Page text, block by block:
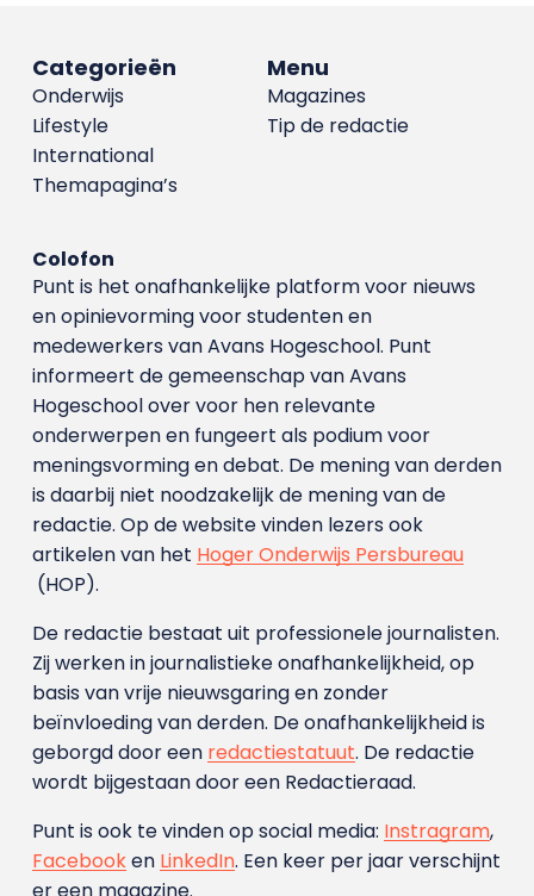
Menu
Magazines
Tip de redactie
Categorieën
Onderwijs
Lifestyle
International
Themapagina’s
Colofon
Punt is het onafhankelijke platform voor nieuws
en opinievorming voor studenten en
medewerkers van Avans Hoge­school. Punt
informeert de gemeenschap van Avans
Hogeschool over voor hen relevante
onderwerpen en fungeert als podium voor
meningsvorming en debat. De mening van derden
is daarbij niet noodzakelijk de mening van de
redactie. Op de website vinden lezers ook
artikelen van het Hoger Onderwijs Persbureau
(HOP).
De redactie bestaat uit professionele journalisten.
Zij werken in journalistieke onafhankelijkheid, op
basis van vrije nieuwsgaring en zonder
beïnvloeding van derden. De onafhankelijkheid is
geborgd door een redactiestatuut. De redactie
wordt bijgestaan door een Redactieraad.
Punt is ook te vinden op social media: Instragram,
Facebooken LinkedIn. Een keer per jaar verschijnt